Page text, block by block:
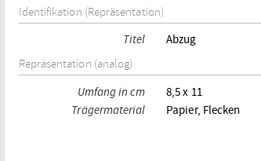
Identifikation (Repräsentation)
Titel Abzug
Repräsentation (analog)
Umfang in cm
8,5 x 11
Trägermaterial
Papier, Flecken